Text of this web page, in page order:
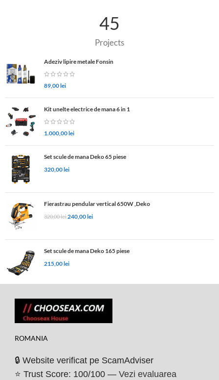
45
Projects
Adeziv lipire metale Fonsin
89,00lei
Kit unelte electrice de mana 6 in 1
1.000,00lei
Set scule de mana Deko 65 piese
320,00lei
Fierastrau pendular vertical 650W ,Deko
320,00lei240,00lei
Set scule de mana Deko 165 piese
215,00lei
ROMANIA
🔒 Website verificat pe ScamAdviser
⭐ Trust Score: 100/100 — Vezi evaluarea